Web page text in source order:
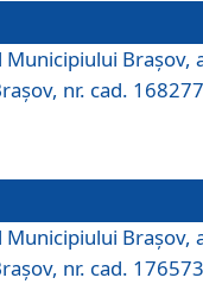
Braşov,
nr. cad.
Braşov,
nr. cad.